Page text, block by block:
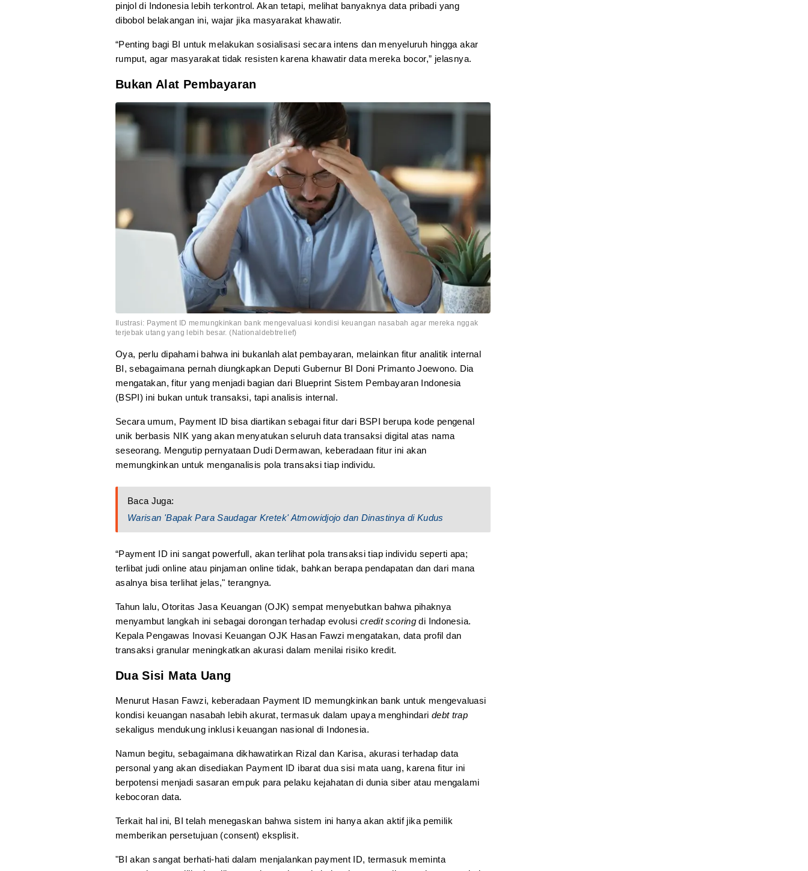
pinjol di Indonesia lebih terkontrol. Akan tetapi, melihat banyaknya data pribadi yang
dibobol belakangan ini, wajar jika masyarakat khawatir.
“Penting bagi BI untuk melakukan sosialisasi secara intens dan menyeluruh hingga akar
rumput, agar masyarakat tidak resisten karena khawatir data mereka bocor,” jelasnya.
Bukan Alat Pembayaran
Ilustrasi: Payment ID memungkinkan bank mengevaluasi kondisi keuangan nasabah agar mereka nggak
terjebak utang yang lebih besar. (Nationaldebtrelief)
Oya, perlu dipahami bahwa ini bukanlah alat pembayaran, melainkan fitur analitik internal
BI, sebagaimana pernah diungkapkan Deputi Gubernur BI Doni Primanto Joewono. Dia
mengatakan, fitur yang menjadi bagian dari Blueprint Sistem Pembayaran Indonesia
(BSPI) ini bukan untuk transaksi, tapi analisis internal.
Secara umum, Payment ID bisa diartikan sebagai fitur dari BSPI berupa kode pengenal
unik berbasis NIK yang akan menyatukan seluruh data transaksi digital atas nama
seseorang. Mengutip pernyataan Dudi Dermawan, keberadaan fitur ini akan
memungkinkan untuk menganalisis pola transaksi tiap individu.
Baca Juga:
Warisan 'Bapak Para Saudagar Kretek' Atmowidjojo dan Dinastinya di Kudus
“Payment ID ini sangat powerfull, akan terlihat pola transaksi tiap individu seperti apa;
terlibat judi online atau pinjaman online tidak, bahkan berapa pendapatan dan dari mana
asalnya bisa terlihat jelas," terangnya.
Tahun lalu, Otoritas Jasa Keuangan (OJK) sempat menyebutkan bahwa pihaknya
menyambut langkah ini sebagai dorongan terhadap evolusi credit scoringdi Indonesia.
Kepala Pengawas Inovasi Keuangan OJK Hasan Fawzi mengatakan, data profil dan
transaksi granular meningkatkan akurasi dalam menilai risiko kredit.
Dua Sisi Mata Uang
Menurut Hasan Fawzi, keberadaan Payment ID memungkinkan bank untuk mengevaluasi
kondisi keuangan nasabah lebih akurat, termasuk dalam upaya menghindari debt trap
sekaligus mendukung inklusi keuangan nasional di Indonesia.
Namun begitu, sebagaimana dikhawatirkan Rizal dan Karisa, akurasi terhadap data
personal yang akan disediakan Payment ID ibarat dua sisi mata uang, karena fitur ini
berpotensi menjadi sasaran empuk para pelaku kejahatan di dunia siber atau mengalami
kebocoran data.
Terkait hal ini, BI telah menegaskan bahwa sistem ini hanya akan aktif jika pemilik
memberikan persetujuan (consent) eksplisit.
"BI akan sangat berhati-hati dalam menjalankan payment ID, termasuk meminta